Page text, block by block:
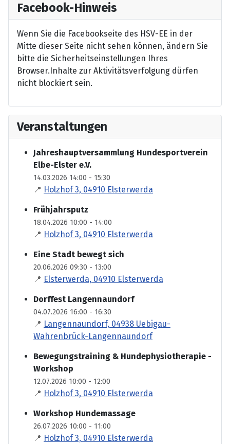
Facebook-Hinweis
Wenn Sie die Facebookseite des HSV-EE in der
Mitte dieser Seite nicht sehen können, ändern Sie
bitte die Sicherheitseinstellungen Ihres
Browser.Inhalte zur Aktivitätsverfolgung dürfen
nicht blockiert sein.
Veranstaltungen
Jahreshauptversammlung Hundesportverein
Elbe-Elster e.V.
14.03.2026 14:00 - 15:30
📍 Holzhof 3, 04910 Elsterwerda
Frühjahrsputz
18.04.2026 10:00 - 14:00
📍 Holzhof 3, 04910 Elsterwerda
Eine Stadt bewegt sich
20.06.2026 09:30 - 13:00
📍 Elsterwerda, 04910 Elsterwerda
Dorffest Langennaundorf
04.07.2026 16:00 - 16:30
📍 Langennaundorf, 04938 Uebigau-
Wahrenbrück-Langennaundorf
Bewegungstraining & Hundephysiotherapie -
Workshop
12.07.2026 10:00 - 12:00
📍 Holzhof 3, 04910 Elsterwerda
Workshop Hundemassage
26.07.2026 10:00 - 11:00
📍 Holzhof 3, 04910 Elsterwerda